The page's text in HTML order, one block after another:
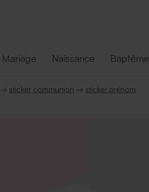
Mariage Naissance Baptême
→ sticker communion → sticker prénom